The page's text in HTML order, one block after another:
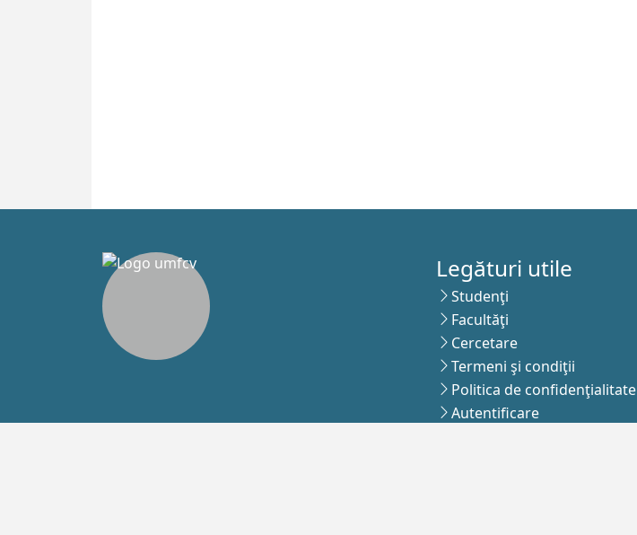
Legături utile
Studenţi
Facultăţi
Cercetare
Termeni şi condiţii
Politica de confidenţialitate
Autentificare